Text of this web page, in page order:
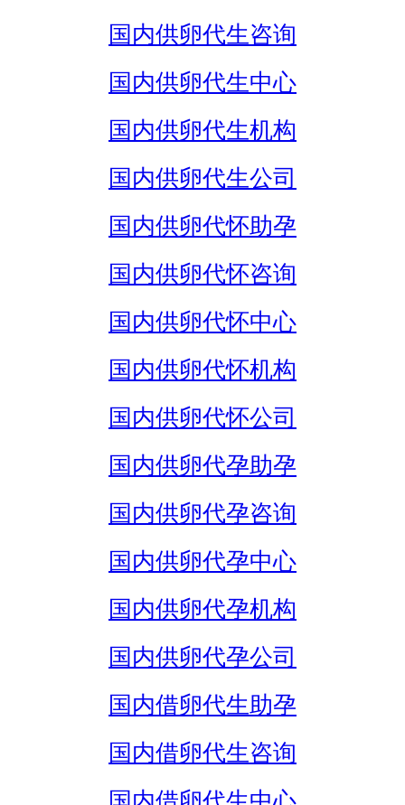
国内供卵代生咨询
国内供卵代生中心
国内供卵代生机构
国内供卵代生公司
国内供卵代怀助孕
国内供卵代怀咨询
国内供卵代怀中心
国内供卵代怀机构
国内供卵代怀公司
国内供卵代孕助孕
国内供卵代孕咨询
国内供卵代孕中心
国内供卵代孕机构
国内供卵代孕公司
国内借卵代生助孕
国内借卵代生咨询